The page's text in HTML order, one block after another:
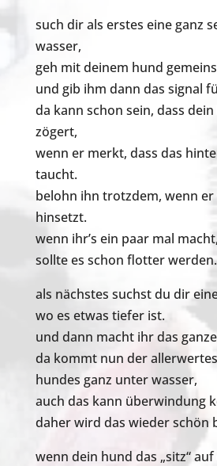
such dir als erstes eine ganz
wasser,
geh mit deinem hund
und gib ihm dann das signal
da kann schon sein, dass
zögert,
wenn er merkt, dass das
taucht.
belohn ihn trotzdem, wenn er
hinsetzt.
wenn ihr’s ein paar mal macht,
sollte es schon flotter werden.
als nächstes suchst du dir
wo es etwas tiefer ist.
und dann macht ihr das
da kommt nun der
hundes ganz unter wasser,
auch das kann überwindung
daher wird das wieder schön
wenn dein hund das „sitz“